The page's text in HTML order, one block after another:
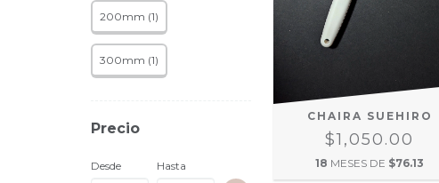
200mm (1)
300mm (1)
Precio
Desde Hasta
CHAIRA SUEHIRO
$1,050.00
18 MESES DE $76.13